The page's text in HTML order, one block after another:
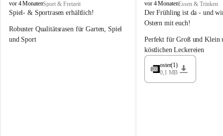
M
a
e
r
vor 4 MonatenSport & Freizeit
Spiel- & Sportrasen erhältlich!
Robuster Qualitätsrasen für Garten, Spiel
und Sport
M
a
y
r
G
ü
e
vor 4 MonatenEssen & Trinken
Der Frühling ist da - und
Ostern mit euch!
Perfekt für Groß und Klein
köstlichen Leckereien
oster(1)
0,1 MB